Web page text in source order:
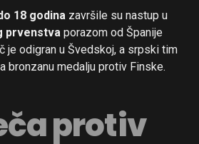
18 godina završile su nastup u
prvenstva porazom od Španije
je odigran u Švedskoj, a srpski tim
bronzanu medalju protiv Finske.
protiv